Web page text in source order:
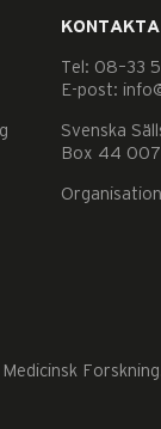
Tel: 08–33
E-post:
Svenska
Box 44